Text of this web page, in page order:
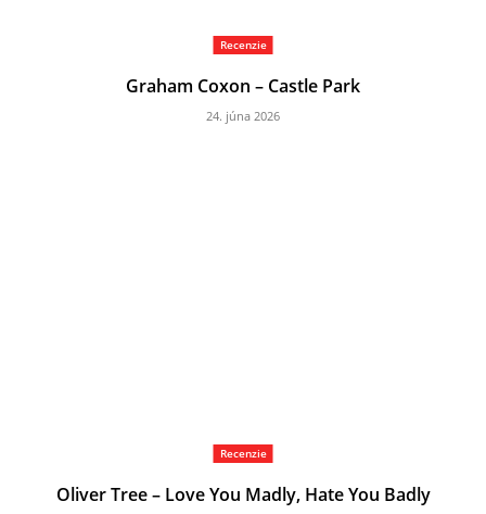
Recenzie
Graham Coxon – Castle Park
24. júna 2026
Recenzie
Oliver Tree – Love You Madly, Hate You Badly